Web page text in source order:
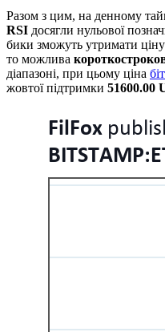
Разом з цим, на денному
RSI досягли нульової
бики зможуть утримати
то можлива
діапазоні, при цьому ціна
жовтої підтримки 51600.00